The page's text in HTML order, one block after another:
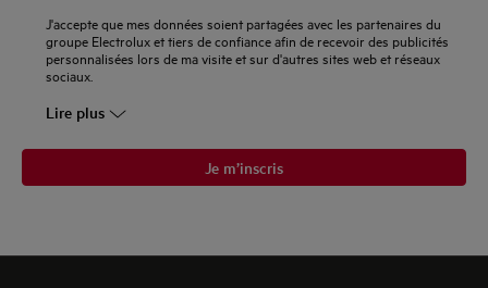
J'accepte que mes données soient partagées avec les partenaires du
groupe Electrolux et tiers de confiance afin de recevoir des publicités
personnalisées lors de ma visite et sur d'autres sites web et réseaux
sociaux.
Lire plus
Je m’inscris